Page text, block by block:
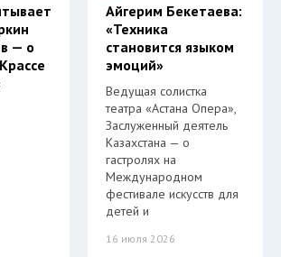
— о
Айгерим Бекетаева:
«Техника
становится языком
эмоций»
Ведущая солистка
театра «Астана Опера»,
Заслуженный деятель
Казахстана — о
гастролях на
Международном
фестивале искусств для
детей и
16 июля 2026